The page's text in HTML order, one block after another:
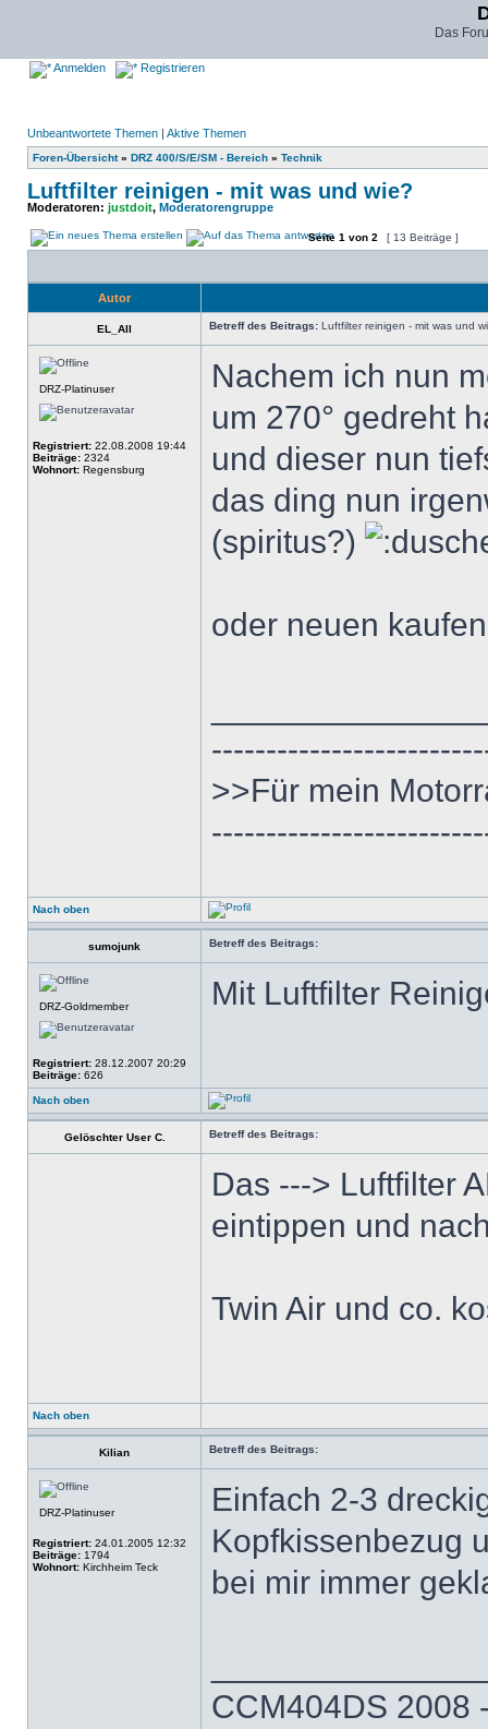
Das
Anmelden Registrieren
Unbeantwortete Themen | Aktive Themen
Foren-Übersicht» DRZ 400/S/E/SM - Bereich » Technik
Luftfilter reinigen - mit was und wie?
Moderatoren: justdoit, Moderatorengruppe
Seite 1 von 2 [ 13 Beiträge ]
Autor
EL_All Betreff des Beitrags: Luftfilter reinigen - mit was und
DRZ-Platinuser
Registriert: 22.08.2008 19:44
Beiträge: 2324
Wohnort: Regensburg
Nachem ich nun
um 270° gedreht
und dieser nun
das ding nun
(spiritus?)
oder neuen
>>Für mein
Nach oben
sumojunk Betreff des Beitrags:
DRZ-Goldmember
Registriert: 28.12.2007 20:29
Beiträge: 626
Mit Luftfilter
Nach oben
Gelöschter User C. Betreff des Beitrags:
Das ---> Luftfilter
eintippen und
Twin Air und co.
Nach oben
Kilian Betreff des Beitrags:
DRZ-Platinuser
Registriert: 24.01.2005 12:32
Beiträge: 1794
Wohnort: Kirchheim Teck
Einfach 2-3
Kopfkissenbezug
bei mir immer
CCM404DS 2008